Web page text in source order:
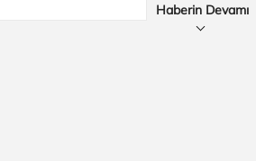
Haberin Devamı